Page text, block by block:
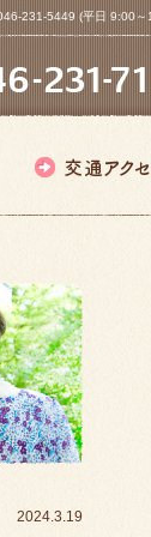
231-5449 (平日 9:00
2024.3.19